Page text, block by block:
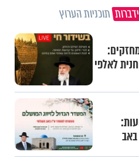
תוכניות הערוץ
לאלפי